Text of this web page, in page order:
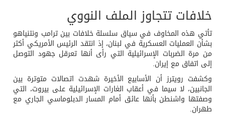
خلافات تتجاوز الملف النووي
تأتي هذه المخاوف في سياق سلسلة خلافات بين ترامب ونتنياهو
بشأن العمليات العسكرية في لبنان، إذ انتقد الرئيس الأمريكي أكثر
من مرة الضربات الإسرائيلية التي رأى أنها تعرقل جهود التوصل
إلى اتفاق مع إيران.
وكشفت رويترز أن الأسابيع الأخيرة شهدت اتصالات متوترة بين
الجانبين، لا سيما في أعقاب الغارات الإسرائيلية على بيروت، التي
وصفتها واشنطن بأنها عائق أمام المسار الدبلوماسي الجاري مع
طهران.